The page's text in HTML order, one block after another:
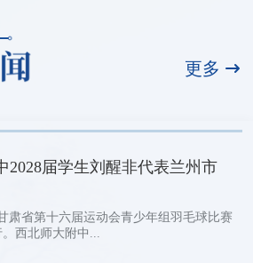
更多
，天河合唱团再创佳绩
2028届学生刘醒非代表兰州市
肃省第十六届运动会青少年组羽毛球比赛
西北师大附中...